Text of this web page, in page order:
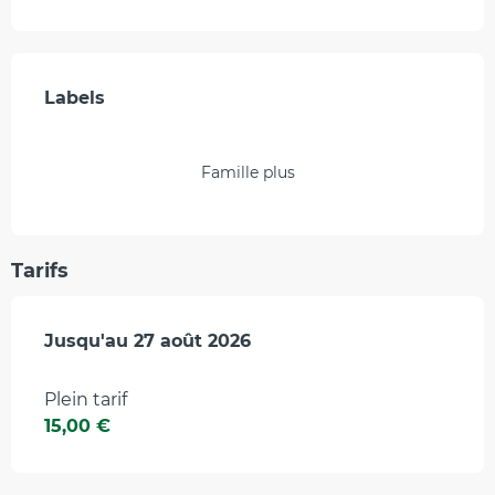
Offres de prestations
Labels
Labels
Famille plus
Tarifs
Du9 juillet 2026au27 août 2026
Jusqu'au 27 août 2026
Plein tarif
15,00 €